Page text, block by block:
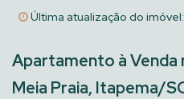
Última atualização do imóvel:
Apartamento à Venda
Meia Praia, Itapema/